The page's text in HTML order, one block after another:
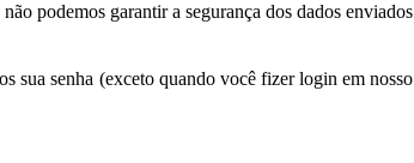
podemos garantir a segurança dos dados enviados
sua senha (exceto quando você fizer login em nosso